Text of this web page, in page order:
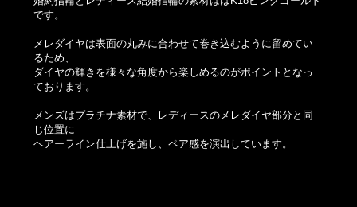
です。
メレダイヤは表面の丸みに合わせて巻き込むように留めてい
るため、
ダイヤの輝きを様々な角度から楽しめるのがポイントとなっ
ております。
メンズはプラチナ素材で、レディースのメレダイヤ部分と同
じ位置に
ヘアーライン仕上げを施し、ペア感を演出しています。